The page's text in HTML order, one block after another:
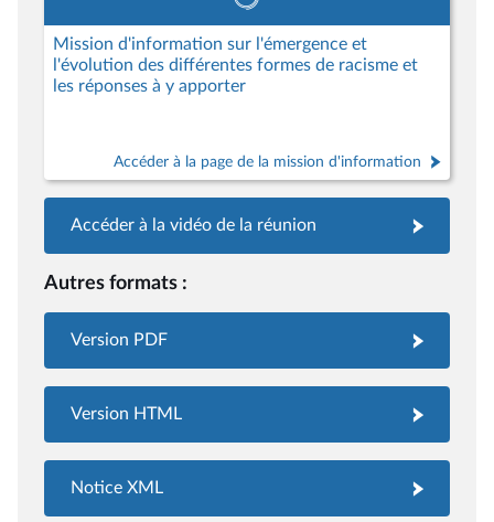
Mission d'information sur l'émergence et
l'évolution des différentes formes de racisme et
les réponses à y apporter
Accéder à la page de la mission d'information
Accéder à la vidéo de la réunion
Autres formats :
Version PDF
Version HTML
Notice XML